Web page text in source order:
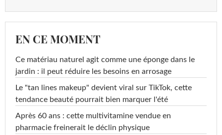
EN CE MOMENT
Ce matériau naturel agit comme une éponge dans le
jardin : il peut réduire les besoins en arrosage
Le "tan lines makeup" devient viral sur TikTok, cette
tendance beauté pourrait bien marquer l'été
Après 60 ans : cette multivitamine vendue en
pharmacie freinerait le déclin physique